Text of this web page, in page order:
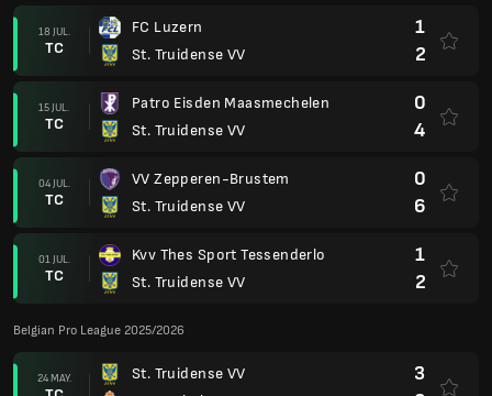
18 JUL.
TC
FC Luzern
St. Truidense VV
1
2
15 JUL.
TC
Patro Eisden Maasmechelen
St. Truidense VV
0
4
04 JUL.
TC
VV Zepperen-Brustem
St. Truidense VV
0
6
01 JUL.
TC
Kvv Thes Sport Tessenderlo
St. Truidense VV
1
2
Belgian Pro League 2025/2026
24 MAY.
St. Truidense VV
3